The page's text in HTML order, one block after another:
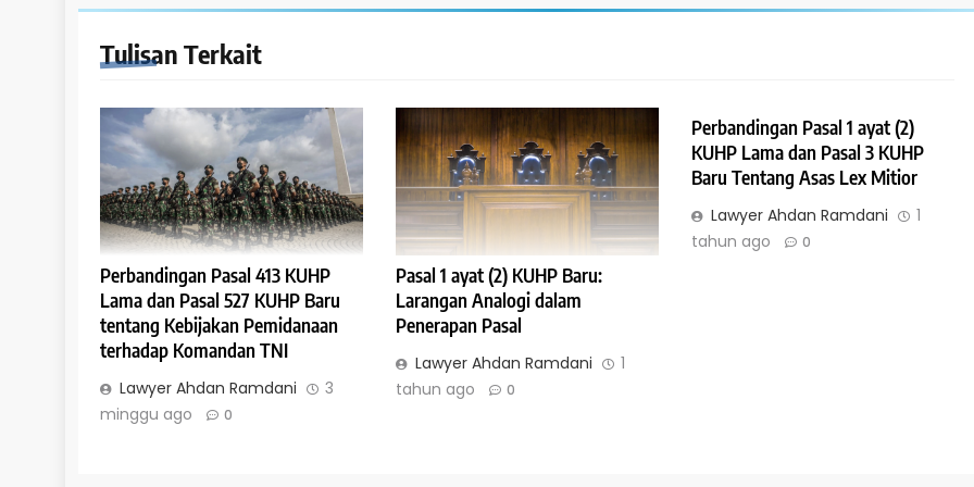
Tulisan Terkait
Perbandingan Pasal 413 KUHP
Lama dan Pasal 527 KUHP Baru
tentang Kebijakan Pemidanaan
terhadap Komandan TNI
Lawyer Ahdan Ramdani
3
minggu ago
0
Pasal 1 ayat (2) KUHP Baru:
Larangan Analogi dalam
Penerapan Pasal
Lawyer Ahdan Ramdani
1
tahun ago
0
Perbandingan Pasal 1 ayat (2)
KUHP Lama dan Pasal 3 KUHP
Baru Tentang Asas Lex Mitior
Lawyer Ahdan Ramdani
1
tahun ago
0